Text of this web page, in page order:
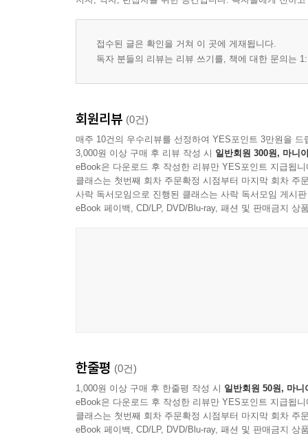
접수된 글은 확인을 거쳐 이 곳에 게재됩니다.
독자 분들의 리뷰는 리뷰 쓰기를, 책에 대한 문의는
회원리뷰 (0건)
매주 10건의 우수리뷰를 선정하여 YES포인트 3만원을 드
3,000원 이상 구매 후 리뷰 작성 시 일반회원 300원, 마니
eBook은 다운로드 후 작성한 리뷰만 YES포인트 지급됩니
클래스는 첫번째 회차 주문확정 시점부터 마지막 회차 주
사락 독서모임으로 진행된 클래스는 사락 독서모임 게시
eBook 페이백, CD/LP, DVD/Blu-ray, 패션 및 판매금지 상
한줄평 (0건)
1,000원 이상 구매 후 한줄평 작성 시 일반회원 50원, 마니
eBook은 다운로드 후 작성한 리뷰만 YES포인트 지급됩니
클래스는 첫번째 회차 주문확정 시점부터 마지막 회차 주
eBook 페이백, CD/LP, DVD/Blu-ray, 패션 및 판매금지 상